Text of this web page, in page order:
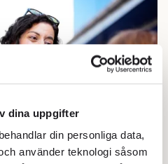
dina uppgifter
behandlar din personliga data,
använder teknologi såsom